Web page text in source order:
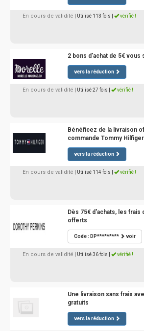
En cours de validité | Utilisé 113 fois vérifié !
2 bons d'achat de 5€ vous
vers la réduction
En cours de validité | Utilisé 27 fois vérifié !
Bénéficez de la livraison
commande Tommy Hilfiger
vers la réduction
En cours de validité | Utilisé 114 fois vérifié !
Dès 75€ d'achats, les frais
offerts
Code : DP********* voir
En cours de validité | Utilisé 36 fois vérifié !
Une livraison sans frais
gratuits
vers la réduction